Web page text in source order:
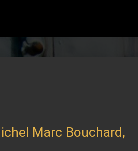
Marc Bouchard,